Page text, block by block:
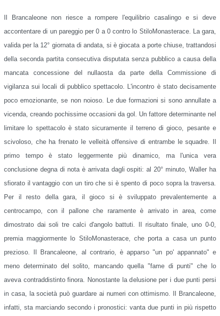
Il Brancaleone non riesce a rompere l'equilibrio casalingo e si deve
accontentare di un pareggio per 0 a 0 contro lo StiloMonasterace. La gara,
valida per la 12° giornata di andata, si è giocata a porte chiuse, trattandosi
della seconda partita consecutiva disputata senza pubblico a causa della
mancata concessione del nullaosta da parte della Commissione di
vigilanza sui locali di pubblico spettacolo. L'incontro è stato decisamente
poco emozionante, se non noioso. Le due formazioni si sono annullate a
vicenda, creando pochissime occasioni da gol. Un fattore determinante nel
limitare lo spettacolo è stato sicuramente il terreno di gioco, pesante e
scivoloso, che ha frenato le velleità offensive di entrambe le squadre. Il
primo tempo è stato leggermente più dinamico, ma l'unica vera
conclusione degna di nota è arrivata dagli ospiti: al 20° minuto, Waller ha
sfiorato il vantaggio con un tiro che si è spento di poco sopra la traversa.
Per il resto della gara, il gioco si è sviluppato prevalentemente a
centrocampo, con il pallone che raramente è arrivato in area, come
dimostrato dai soli tre calci d'angolo battuti. Il risultato finale, uno 0-0,
premia maggiormente lo StiloMonasterace, che porta a casa un punto
prezioso. Il Brancaleone, al contrario, è apparso "un po' appannato" e
meno determinato del solito, mancando quella "fame di punti" che lo
aveva contraddistinto finora. Nonostante la delusione per i due punti persi
in casa, la società può guardare ai numeri con ottimismo. Il Brancaleone,
infatti, sta marciando secondo i pronostici: vanta due punti in più rispetto